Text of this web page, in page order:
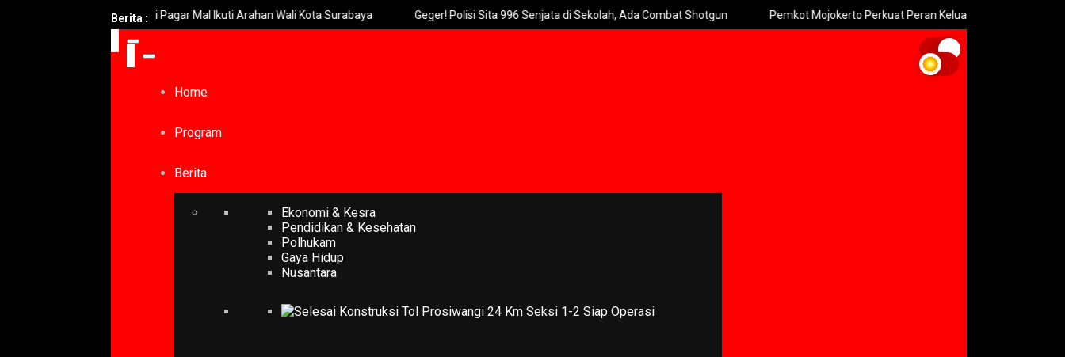
Berita :
Siap Turunkan Tinggi Pagar Mal Ikuti Arahan Wali Kota Surabaya Geger! Polisi Sita 996 Senjata di Sekolah, Ada Combat Shotgun Pemkot Mojokerto Perkuat Peran Keluarga Perangi Narkoba
Home
Program
Berita
Ekonomi & Kesra
Pendidikan & Kesehatan
Polhukam
Gaya Hidup
Nusantara